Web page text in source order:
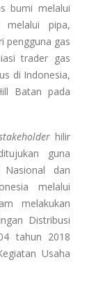
bumi melalui
pipa,
pengguna gas
trader gas
di Indonesia,
Batan pada
hilir
guna
dan
melalui
melakukan
Distribusi
tahun 2018
Usaha